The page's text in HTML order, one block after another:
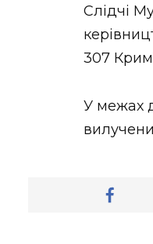
Слідчі
307
У межах